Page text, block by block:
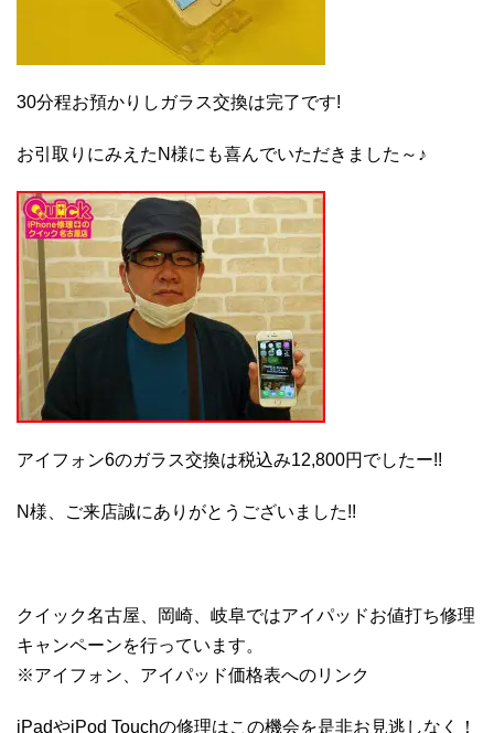
30分程お預かりしガラス交換は完了です!
お引取りにみえたN様にも喜んでいただきました～♪
アイフォン6のガラス交換は税込み12,800円でしたー!!
N様、ご来店誠にありがとうございました!!
クイック名古屋、岡崎、岐阜ではアイパッドお値打ち修理
キャンペーンを行っています。
※アイフォン、アイパッド価格表へのリンク
iPadやiPod Touchの修理はこの機会を是非お見逃しなく！